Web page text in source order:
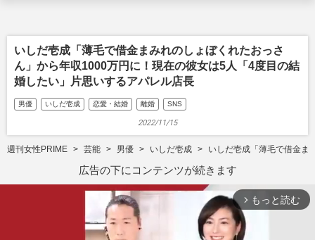
いしだ壱成「薄毛で借金まみれのしょぼくれたおっさ
ん」から年収1000万円に！現在の彼女は5人「4度目の結
婚したい」片思いするアパレル店長
男優 いしだ壱成 恋愛・結婚 離婚 SNS
2022/11/15
週刊女性PRIME 芸能 男優 いしだ壱成 いしだ壱成「薄毛で借金ま
広告の下にコンテンツが続きます
arrow_forward_ios もっと読む